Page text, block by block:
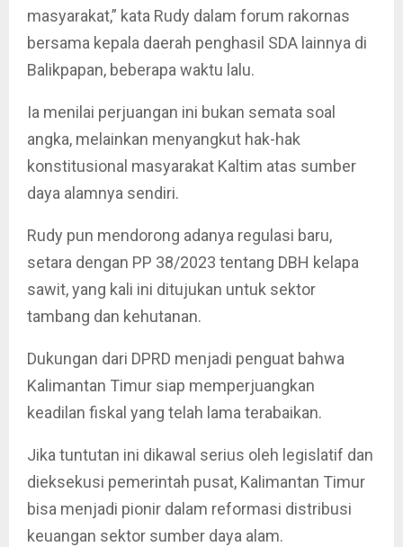
masyarakat,” kata Rudy dalam forum rakornas
bersama kepala daerah penghasil SDA lainnya di
Balikpapan, beberapa waktu lalu.
Ia menilai perjuangan ini bukan semata soal
angka, melainkan menyangkut hak-hak
konstitusional masyarakat Kaltim atas sumber
daya alamnya sendiri.
Rudy pun mendorong adanya regulasi baru,
setara dengan PP 38/2023 tentang DBH kelapa
sawit, yang kali ini ditujukan untuk sektor
tambang dan kehutanan.
Dukungan dari DPRD menjadi penguat bahwa
Kalimantan Timur siap memperjuangkan
keadilan fiskal yang telah lama terabaikan.
Jika tuntutan ini dikawal serius oleh legislatif dan
dieksekusi pemerintah pusat, Kalimantan Timur
bisa menjadi pionir dalam reformasi distribusi
keuangan sektor sumber daya alam.